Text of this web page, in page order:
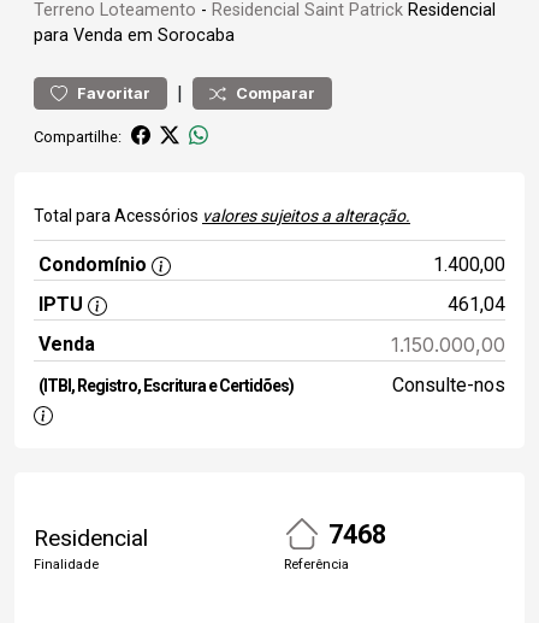
Terreno Loteamento - Residencial Saint Patrick Residencial
para Venda em Sorocaba
Favoritar | Comparar
Compartilhe:
Total para Acessórios valores sujeitos a alteração.
Condomínio
1.400,00
IPTU
461,04
Venda
1.150.000,00
(ITBI, Registro, Escritura e Certidões) Consulte-nos
Residencial
Finalidade
7468
Referência